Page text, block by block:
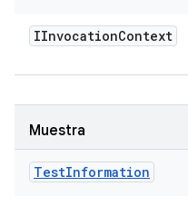
IInvocationContext
Muestra
TestInformation